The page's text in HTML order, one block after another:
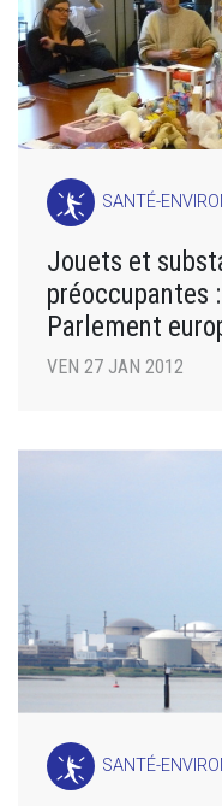
SANTÉ-
Jouets et
préoccupantes
Parlement
VEN 27 JAN 2012
SANTÉ-